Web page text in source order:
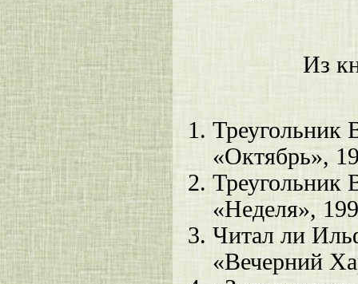
Из
Треугольник
«Октябрь»,
Треугольник
«Неделя»,
Читал ли
«Вечерний